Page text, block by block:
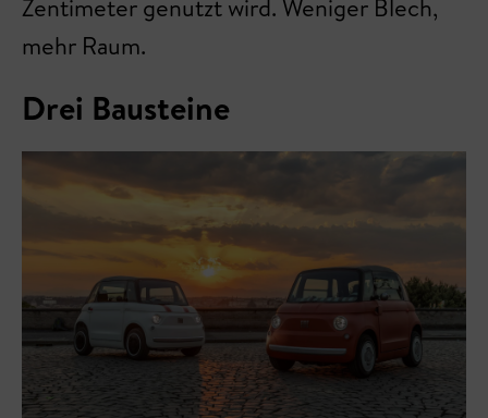
Zentimeter genutzt wird. Weniger Blech,
mehr Raum.
Drei Bausteine